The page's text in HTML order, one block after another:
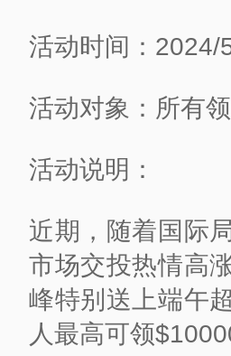
活动时间：
活动对象：所有
活动说明：
近期，随着国际
市场交投热情高
峰特别送上端午
人最高可领